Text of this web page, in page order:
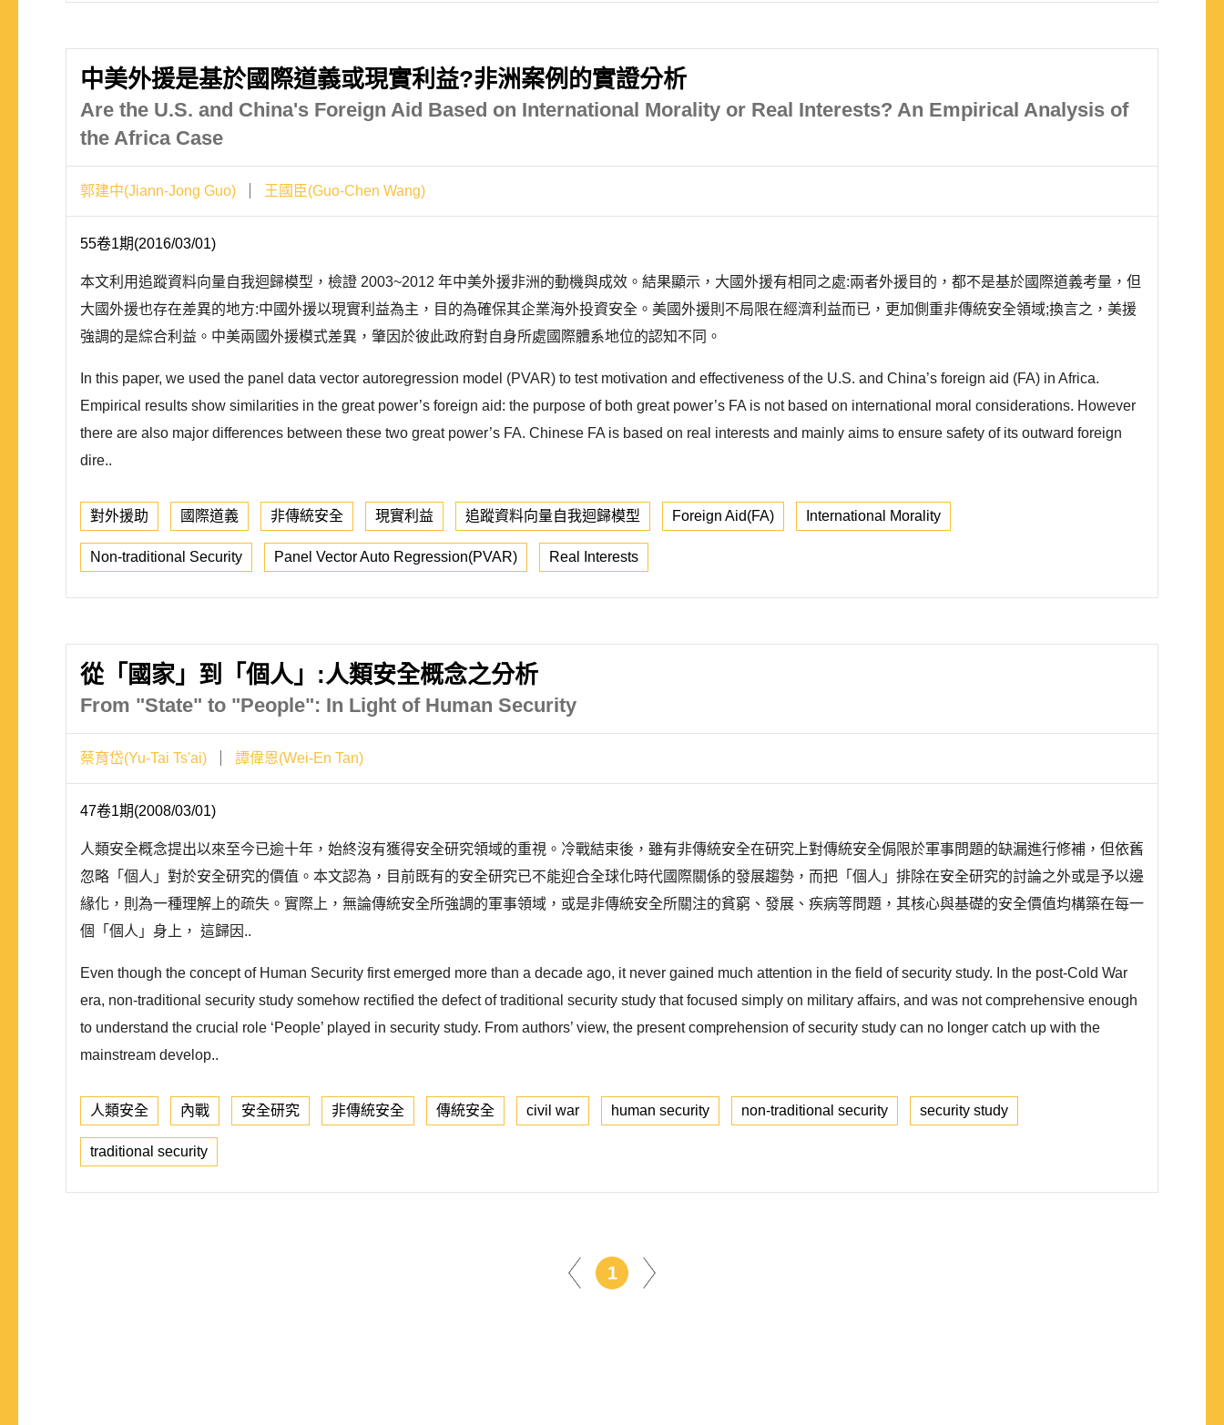
中美外援是基於國際道義或現實利益?非洲案例的實證分析
Are the U.S. and China's Foreign Aid Based on International Morality or Real Interests? An Empirical Analysis of
the Africa Case
郭建中(Jiann-Jong Guo) 王國臣(Guo-Chen Wang)
55卷1期(2016/03/01)
本文利用追蹤資料向量自我迴歸模型，檢證 2003~2012 年中美外援非洲的動機與成效。結果顯示，大國外援有相同之處:兩者外援目的，都不是基於國際道義考量，但
大國外援也存在差異的地方:中國外援以現實利益為主，目的為確保其企業海外投資安全。美國外援則不局限在經濟利益而已，更加側重非傳統安全領域;換言之，美援
強調的是綜合利益。中美兩國外援模式差異，肇因於彼此政府對自身所處國際體系地位的認知不同。
In this paper, we used the panel data vector autoregression model (PVAR) to test motivation and effectiveness of the U.S. and China’s foreign aid (FA) in Africa.
Empirical results show similarities in the great power’s foreign aid: the purpose of both great power’s FA is not based on international moral considerations. However
there are also major differences between these two great power’s FA. Chinese FA is based on real interests and mainly aims to ensure safety of its outward foreign
dire..
對外援助 國際道義 非傳統安全 現實利益 追蹤資料向量自我迴歸模型 Foreign Aid(FA) International Morality
Non-traditional Security Panel Vector Auto Regression(PVAR) Real Interests
從「國家」到「個人」:人類安全概念之分析
From "State" to "People": In Light of Human Security
蔡育岱(Yu-Tai Ts'ai) 譚偉恩(Wei-En Tan)
47卷1期(2008/03/01)
人類安全概念提出以來至今已逾十年，始終沒有獲得安全研究領域的重視。冷戰結束後，雖有非傳統安全在研究上對傳統安全侷限於軍事問題的缺漏進行修補，但依舊
忽略「個人」對於安全研究的價值。本文認為，目前既有的安全研究已不能迎合全球化時代國際關係的發展趨勢，而把「個人」排除在安全研究的討論之外或是予以邊
緣化，則為一種理解上的疏失。實際上，無論傳統安全所強調的軍事領域，或是非傳統安全所關注的貧窮、發展、疾病等問題，其核心與基礎的安全價值均構築在每一
個「個人」身上， 這歸因..
Even though the concept of Human Security first emerged more than a decade ago, it never gained much attention in the field of security study. In the post-Cold War
era, non-traditional security study somehow rectified the defect of traditional security study that focused simply on military affairs, and was not comprehensive enough
to understand the crucial role ‘People’ played in security study. From authors’ view, the present comprehension of security study can no longer catch up with the
mainstream develop..
人類安全 內戰 安全研究 非傳統安全 傳統安全 civil war human security non-traditional security security study
traditional security
1